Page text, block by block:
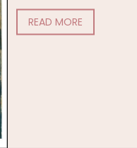
READ MORE